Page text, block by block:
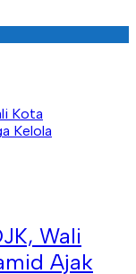
Wali
Ajak